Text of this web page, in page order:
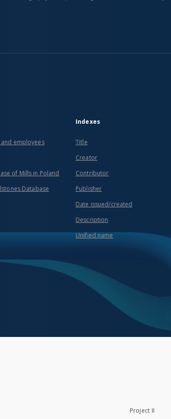
and employees
of Mills in Poland
Database
Indexes
Title
Creator
Contributor
Publisher
Date issued/created
Description
Unified name
Project II